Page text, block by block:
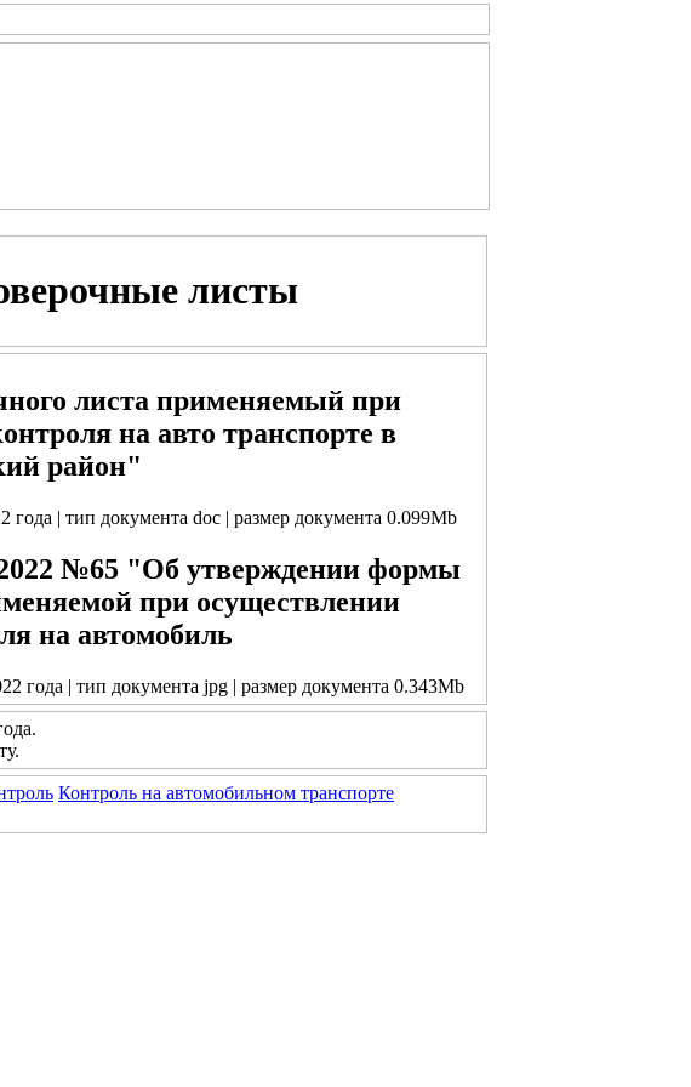
листы
листа применяемый при
на авто транспорте в
район"
года | тип документа doc | размер документа 0.099Mb
№65 "Об утверждении формы
при осуществлении
на автомобиль
года | тип документа jpg | размер документа 0.343Mb
Контроль на автомобильном транспорте